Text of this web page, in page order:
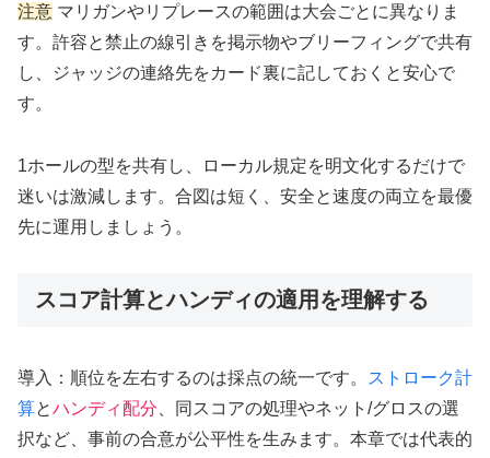
注意 マリガンやリプレースの範囲は大会ごとに異なりま
す。許容と禁止の線引きを掲示物やブリーフィングで共有
し、ジャッジの連絡先をカード裏に記しておくと安心で
す。
1ホールの型を共有し、ローカル規定を明文化するだけで
迷いは激減します。合図は短く、安全と速度の両立を最優
先に運用しましょう。
スコア計算とハンディの適用を理解する
導入：順位を左右するのは採点の統一です。
ストローク計
算とハンディ配分 、同スコアの処理やネット/グロスの選
択など、事前の合意が公平性を生みます。本章では代表的